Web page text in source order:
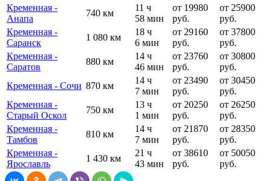
Кременная -
Анапа
740 км
11 ч
58 мин
от 19980
руб.
от 25900
руб.
Кременная -
Саранск
1 080 км
18 ч
6 мин
от 29160
руб.
от 37800
руб.
Кременная -
Саратов
880 км
14 ч
46 мин
от 23760
руб.
от 30800
руб.
Кременная - Сочи 870 км
14 ч
7 мин
от 23490
руб.
от 30450
руб.
Кременная -
Старый Оскол
750 км
13 ч
1 мин
от 20250
руб.
от 26250
руб.
Кременная -
Тамбов
810 км
14 ч
7 мин
от 21870
руб.
от 28350
руб.
Кременная -
Ярославль
1 430 км
21 ч
43 мин
от 38610
руб.
от 50050
руб.